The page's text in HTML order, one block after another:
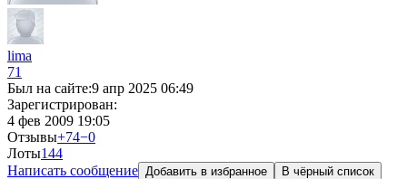
lima
71
Был на сайте:9 апр 2025 06:49
Зарегистрирован:
4 фев 2009 19:05
Отзывы+74−0
Лоты144
Написать сообщение Добавить в избранное
В чёрный список